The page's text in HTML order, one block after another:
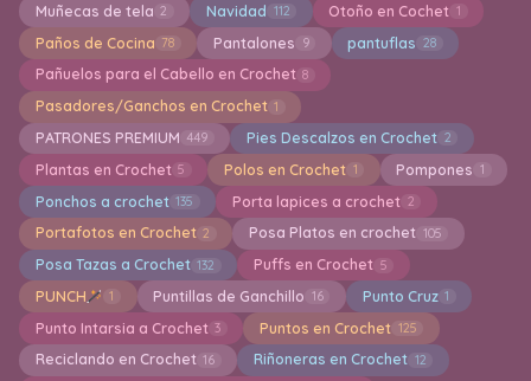
Muñecas de tela 2 Navidad 112 Otoño en Cochet 1
Paños de Cocina 78 Pantalones 9 pantuflas 28
Pañuelos para el Cabello en Crochet 8
Pasadores/Ganchos en Crochet 1
PATRONES PREMIUM 449 Pies Descalzos en Crochet 2
Plantas en Crochet 5 Polos en Crochet 1 Pompones 1
Ponchos a crochet 135 Porta lapices a crochet 2
Portafotos en Crochet 2 Posa Platos en crochet 105
Posa Tazas a Crochet 132 Puffs en Crochet 5
PUNCH 1 Puntillas de Ganchillo 16 Punto Cruz 1
Punto Intarsia a Crochet 3 Puntos en Crochet 125
Reciclando en Crochet 16 Riñoneras en Crochet 12